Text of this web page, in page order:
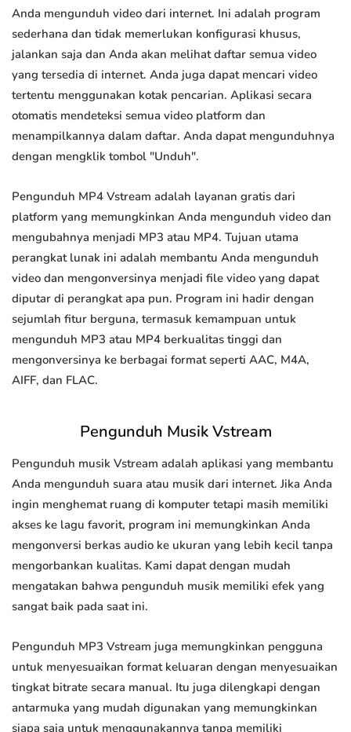
Anda mengunduh video dari internet. Ini adalah program
sederhana dan tidak memerlukan konfigurasi khusus,
jalankan saja dan Anda akan melihat daftar semua video
yang tersedia di internet. Anda juga dapat mencari video
tertentu menggunakan kotak pencarian. Aplikasi secara
otomatis mendeteksi semua video platform dan
menampilkannya dalam daftar. Anda dapat mengunduhnya
dengan mengklik tombol "Unduh".
Pengunduh MP4 Vstream adalah layanan gratis dari
platform yang memungkinkan Anda mengunduh video dan
mengubahnya menjadi MP3 atau MP4. Tujuan utama
perangkat lunak ini adalah membantu Anda mengunduh
video dan mengonversinya menjadi file video yang dapat
diputar di perangkat apa pun. Program ini hadir dengan
sejumlah fitur berguna, termasuk kemampuan untuk
mengunduh MP3 atau MP4 berkualitas tinggi dan
mengonversinya ke berbagai format seperti AAC, M4A,
AIFF, dan FLAC.
Pengunduh Musik Vstream
Pengunduh musik Vstream adalah aplikasi yang membantu
Anda mengunduh suara atau musik dari internet. Jika Anda
ingin menghemat ruang di komputer tetapi masih memiliki
akses ke lagu favorit, program ini memungkinkan Anda
mengonversi berkas audio ke ukuran yang lebih kecil tanpa
mengorbankan kualitas. Kami dapat dengan mudah
mengatakan bahwa pengunduh musik memiliki efek yang
sangat baik pada saat ini.
Pengunduh MP3 Vstream juga memungkinkan pengguna
untuk menyesuaikan format keluaran dengan menyesuaikan
tingkat bitrate secara manual. Itu juga dilengkapi dengan
antarmuka yang mudah digunakan yang memungkinkan
siapa saja untuk menggunakannya tanpa memiliki